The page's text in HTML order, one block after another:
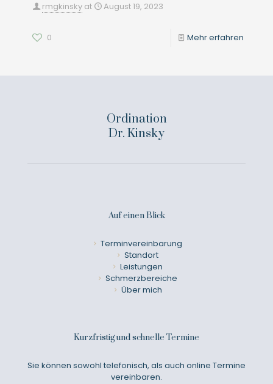
rmgkinsky at August 19, 2023
0 Mehr erfahren
Ordination
Dr. Kinsky
Auf einen Blick
Terminvereinbarung
Standort
Leistungen
Schmerzbereiche
Über mich
Kurzfristig und schnelle Termine
Sie können sowohl telefonisch, als auch online Termine
vereinbaren.